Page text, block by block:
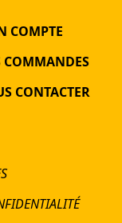
COMPTE
COMMANDES
CONTACTER